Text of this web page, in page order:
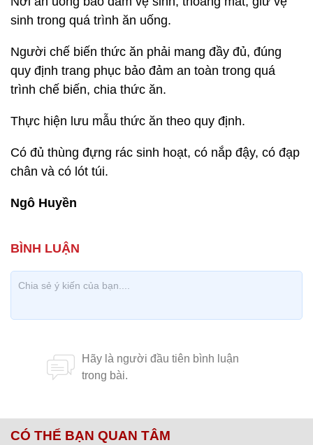
sinh trong quá trình ăn uống.
Người chế biến thức ăn phải mang đầy đủ, đúng
quy định trang phục bảo đảm an toàn trong quá
trình chế biến, chia thức ăn.
Thực hiện lưu mẫu thức ăn theo quy định.
Có đủ thùng đựng rác sinh hoạt, có nắp đậy, có đạp
chân và có lót túi.
Ngô Huyền
CÓ THỂ BẠN QUAN TÂM